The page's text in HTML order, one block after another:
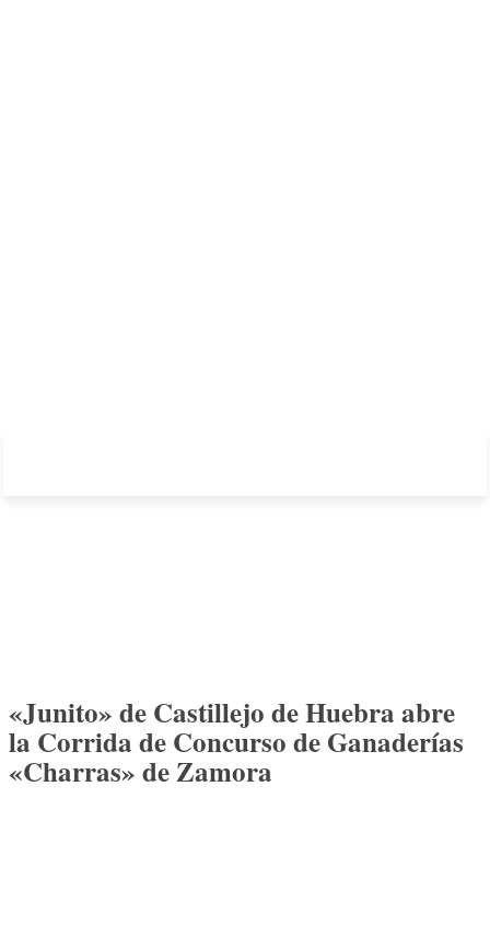
«Junito» de Castillejo de Huebra abre
la Corrida de Concurso de Ganaderías
«Charras» de Zamora